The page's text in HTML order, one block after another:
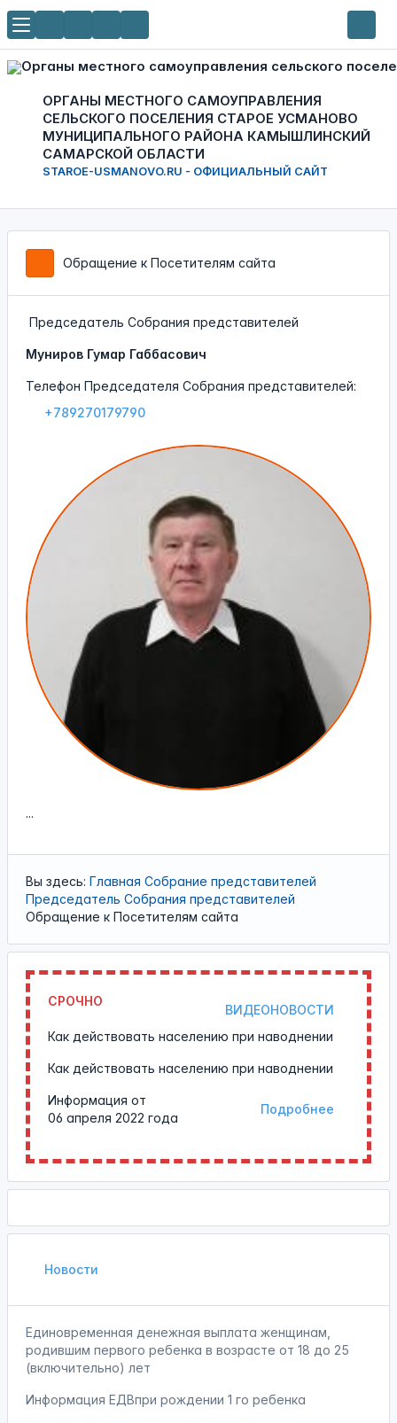
ОРГАНЫ МЕСТНОГО САМОУПРАВЛЕНИЯ
СЕЛЬСКОГО ПОСЕЛЕНИЯ СТАРОЕ УСМАНОВО
МУНИЦИПАЛЬНОГО РАЙОНА КАМЫШЛИНСКИЙ
САМАРСКОЙ ОБЛАСТИ
STAROE-USMANOVO.RU - ОФИЦИАЛЬНЫЙ САЙТ
Обращение к Посетителям сайта
Председатель Собрания представителей
Муниров Гумар Габбасович
Телефон Председателя Собрания представителей:
+789270179790
...
Вы здесь: Главная Собрание представителей
Председатель Собрания представителей
Обращение к Посетителям сайта
СРОЧНО
ВИДЕОНОВОСТИ
Как действовать населению при наводнении
Как действовать населению при наводнении
Подробнее
Информация от
06 апреля 2022 года
Новости
Единовременная денежная выплата женщинам,
родившим первого ребенка в возрасте от 18 до 25
(включительно) лет
Информация ЕДВпри рождении 1 го ребенка